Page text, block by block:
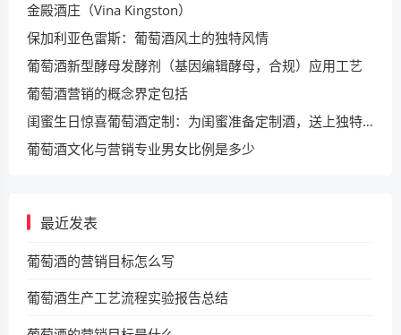
金殿酒庄（Vina Kingston）
保加利亚色雷斯：葡萄酒风土的独特风情
葡萄酒新型酵母发酵剂（基因编辑酵母，合规）应用工艺
葡萄酒营销的概念界定包括
闺蜜生日惊喜葡萄酒定制：为闺蜜准备定制酒，送上独特祝福
葡萄酒文化与营销专业男女比例是多少
最近发表
葡萄酒的营销目标怎么写
葡萄酒生产工艺流程实验报告总结